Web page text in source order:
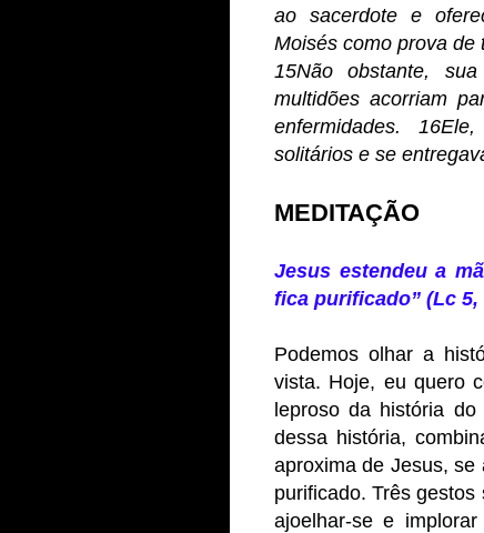
ao sacerdote e
Moisés como prova de
15Não obstante,
multidões acorriam
enfermidades.
solitários e se
MEDITAÇÃO
Jesus estendeu a
fica purificado” (Lc 5,
Podemos olhar a
vista. Hoje, eu quero
leproso da história
dessa história,
aproxima de Jesus,
purificado. Três
ajoelhar-se e